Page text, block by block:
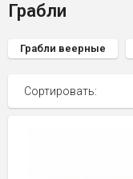
Грабли
Грабли веерные
Сортировать: